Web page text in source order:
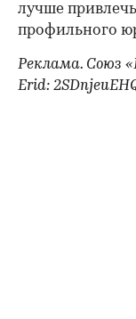
лучше
профильного
Реклама. Союз
Erid: